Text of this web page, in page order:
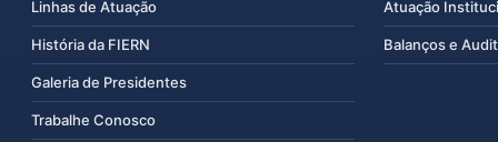
Linhas de Atuação
História da FIERN
Galeria de Presidentes
Trabalhe Conosco
Atuação
Balanços e